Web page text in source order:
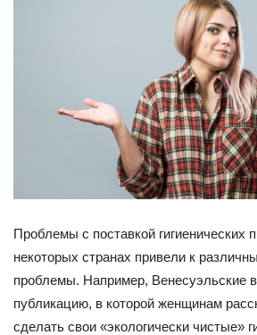
Проблемы с поставкой гигиенических
некоторых странах привели к
проблемы. Например, Венесуэльские
публикацию, в которой женщинам
сделать свои «экологически чистые»